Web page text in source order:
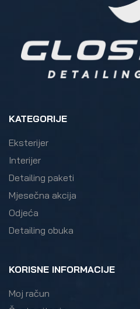
KATEGORIJE
Eksterijer
Interijer
Detailing paketi
Mjesečna akcija
Odjeća
Detailing obuka
KORISNE INFORMACIJE
Moj račun